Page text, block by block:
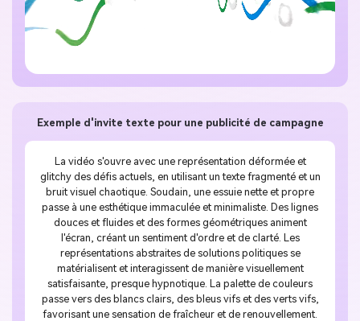
Exemple d'invite texte pour une publicité de campagne
La vidéo s'ouvre avec une représentation déformée et
glitchy des défis actuels, en utilisant un texte fragmenté et un
bruit visuel chaotique. Soudain, une essuie nette et propre
passe à une esthétique immaculée et minimaliste. Des lignes
douces et fluides et des formes géométriques animent
l'écran, créant un sentiment d'ordre et de clarté. Les
représentations abstraites de solutions politiques se
matérialisent et interagissent de manière visuellement
satisfaisante, presque hypnotique. La palette de couleurs
passe vers des blancs clairs, des bleus vifs et des verts vifs,
favorisant une sensation de fraîcheur et de renouvellement.